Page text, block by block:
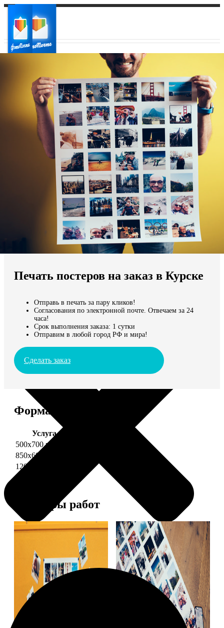
Ваш город:
Ваш регион доставки
Выберите из списка:
Мы доставляем по всему миру
Продолжить без города
Печать постеров на заказ в Курске
Отправь в печать за пару кликов!
Согласования по электронной почте. Отвечаем за 24
часа!
Срок выполнения заказа: 1 сутки
Отправим в любой город РФ и мира!
Сделать заказ
Форматы и цены
Услуга
500х700 глянец
850х600 глянец
1200х850 глянец
Примеры работ